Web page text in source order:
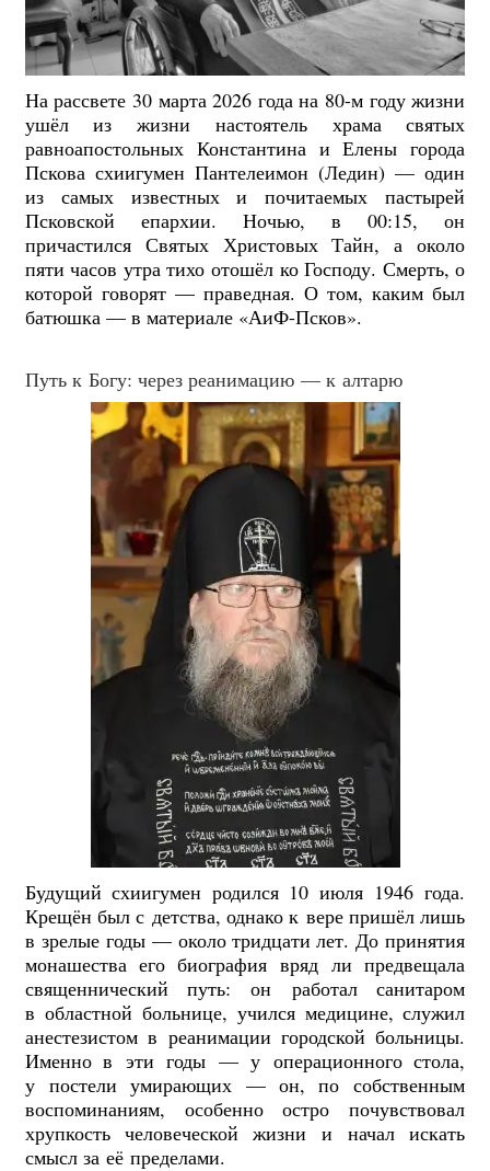
На рассвете 30 марта 2026 года на 80-м году жизни
ушёл из жизни настоятель храма святых
равноапостольных Константина и Елены города
Пскова схиигумен Пантелеимон (Ледин) — один
из самых известных и почитаемых пастырей
Псковской епархии. Ночью, в 00:15, он
причастился Святых Христовых Тайн, а около
пяти часов утра тихо отошёл ко Господу. Смерть, о
которой говорят — праведная. О том, каким был
батюшка — в материале «АиФ-Псков».
Путь к Богу: через реанимацию — к алтарю
Будущий схиигумен родился 10 июля 1946 года.
Крещён был с детства, однако к вере пришёл лишь
в зрелые годы — около тридцати лет. До принятия
монашества его биография вряд ли предвещала
священнический путь: он работал санитаром
в областной больнице, учился медицине, служил
анестезистом в реанимации городской больницы.
Именно в эти годы — у операционного стола,
у постели умирающих — он, по собственным
воспоминаниям, особенно остро почувствовал
хрупкость человеческой жизни и начал искать
смысл за её пределами.